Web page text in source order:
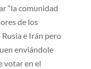
“la comunidad
de los
e Irán pero
enviándole
votar en el